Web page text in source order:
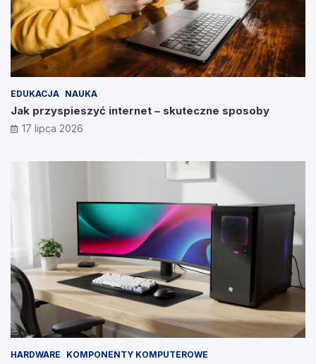
EDUKACJA NAUKA
Jak przyspieszyć internet – skuteczne sposoby
17 lipca 2026
HARDWARE KOMPONENTY KOMPUTEROWE